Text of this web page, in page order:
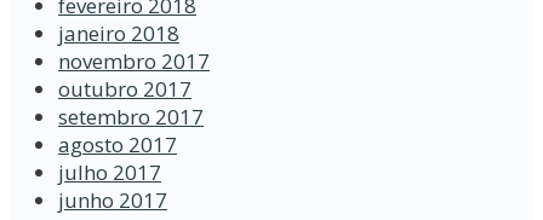
janeiro 2018
novembro 2017
outubro 2017
setembro 2017
agosto 2017
julho 2017
junho 2017